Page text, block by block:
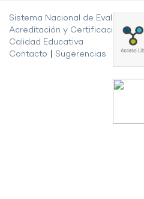
Sistema Nacional de Evaluación,
Acreditación y Certificación de la
Calidad Educativa
Contacto
Sugerencias